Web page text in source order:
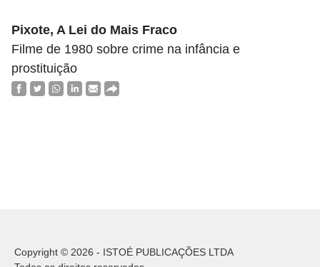
Pixote, A Lei do Mais Fraco
Filme de 1980 sobre crime na infância e
prostituição
Copyright © 2026 - ISTOÉ PUBLICAÇÕES LTDA